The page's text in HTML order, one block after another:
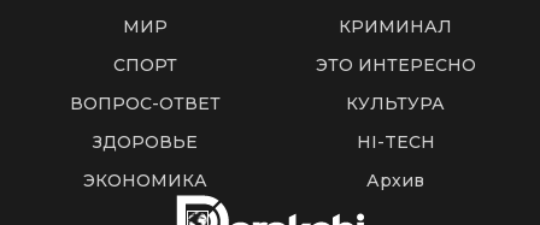
МИР
КРИМИНАЛ
СПОРТ
ЭТО ИНТЕРЕСНО
ВОПРОС-ОТВЕТ
КУЛЬТУРА
ЗДОРОВЬЕ
HI-TECH
ЭКОНОМИКА
Архив